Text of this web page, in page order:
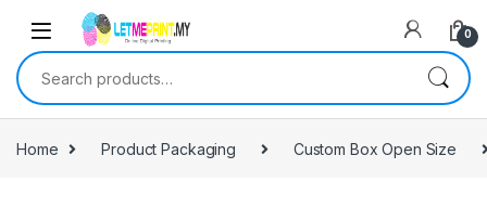
0
Search for:
Home Product Packaging Custom Box Open Size